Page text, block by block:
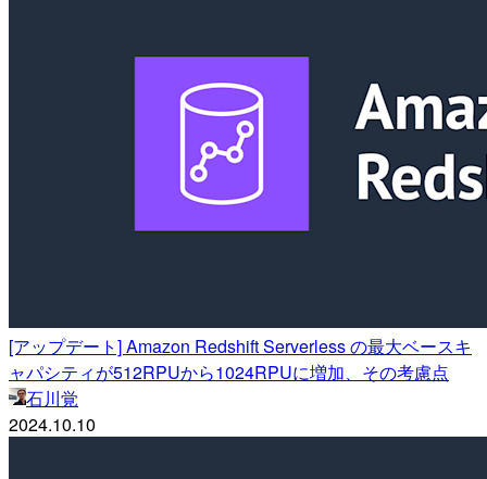
[アップデート] Amazon Redshift Serverless の最大ベースキ
ャパシティが512RPUから1024RPUに増加、その考慮点
石川覚
2024.10.10